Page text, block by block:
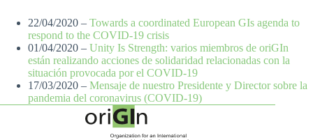
22/04/2020 – Towards a coordinated European GIs agenda to
respond to the COVID-19 crisis
01/04/2020 – Unity Is Strength: varios miembros de oriGIn
están realizando acciones de solidaridad relacionadas con la
situación provocada por el COVID-19
17/03/2020 – Mensaje de nuestro Presidente y Director sobre la
pandemia del coronavirus (COVID-19)